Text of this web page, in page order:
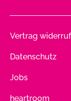
Vertrag
Datenschutz
Jobs
heartroom